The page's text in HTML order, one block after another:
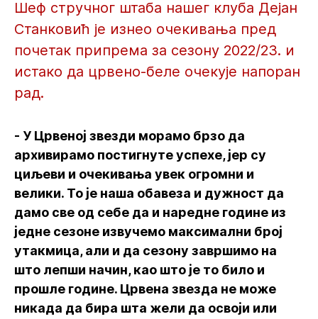
Шеф стручног штаба нашег клуба Дејан
Станковић је изнео очекивања пред
почетак припрема за сезону 2022/23. и
истако да црвено-беле очекује напоран
рад.
- У Црвеној звезди морамо брзо да
архивирамо постигнуте успехе, јер су
циљеви и очекивања увек огромни и
велики. То је наша обавеза и дужност да
дамо све од себе да и наредне године из
једне сезоне извучемо максимални број
утакмица, али и да сезону завршимо на
што лепши начин, као што је то било и
прошле године. Црвена звезда не може
никада да бира шта жели да освоји или